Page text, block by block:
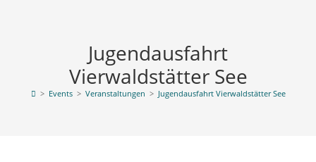
Jugendausfahrt
Vierwaldstätter See
> Events > Veranstaltungen > Jugendausfahrt Vierwaldstätter See